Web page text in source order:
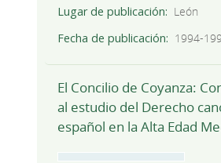
Lugar de publicación
León
Fecha de publicación
1994-
El Concilio de Coyanza:
al estudio del Derecho
español en la Alta Edad